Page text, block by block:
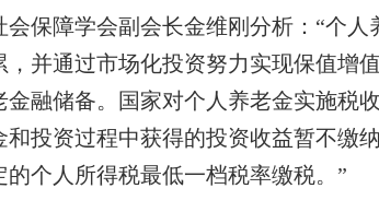
障学会副会长金维刚分析：“个人
，并通过市场化投资努力实现保值增
金融储备。国家对个人养老金实施税
和投资过程中获得的投资收益暂不缴
个人所得税最低一档税率缴税。”